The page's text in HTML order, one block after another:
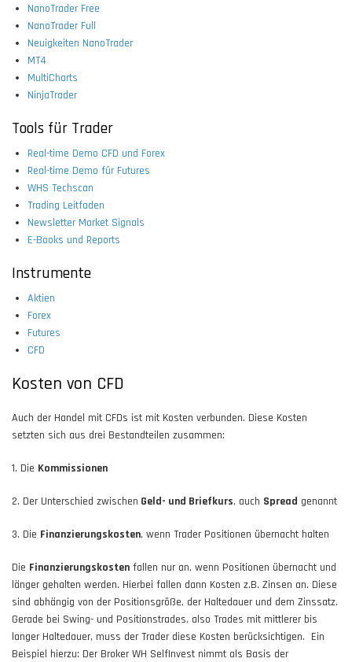
NanoTrader Free
NanoTrader Full
Neuigkeiten NanoTrader
MT4
MultiCharts
NinjaTrader
Tools für Trader
Real-time Demo CFD und Forex
Real-time Demo für Futures
WHS Techscan
Trading Leitfaden
Newsletter Market Signals
E-Books und Reports
Instrumente
Aktien
Forex
Futures
CFD
Kosten von CFD
Auch der Handel mit CFDs ist mit Kosten verbunden. Diese Kosten
setzten sich aus drei Bestandteilen zusammen:
1. Die Kommissionen
2. Der Unterschied zwischen Geld- und Briefkurs, auch Spread genannt
3. Die Finanzierungskosten, wenn Trader Positionen übernacht halten
Die Finanzierungskosten fallen nur an, wenn Positionen übernacht und
länger gehalten werden. Hierbei fallen dann Kosten z.B. Zinsen an. Diese
sind abhängig von der Positionsgröße, der Haltedauer und dem Zinssatz.
Gerade bei Swing- und Positionstrades, also Trades mit mittlerer bis
langer Haltedauer, muss der Trader diese Kosten berücksichtigen. Ein
Beispiel hierzu: Der Broker WH SelfInvest nimmt als Basis der